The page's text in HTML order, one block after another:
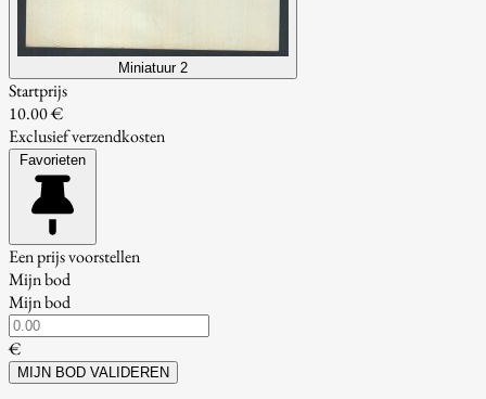
Miniatuur 2
Startprijs
10.00 €
Exclusief verzendkosten
Favorieten
Een prijs voorstellen
Mijn bod
Mijn bod
€
MIJN BOD VALIDEREN